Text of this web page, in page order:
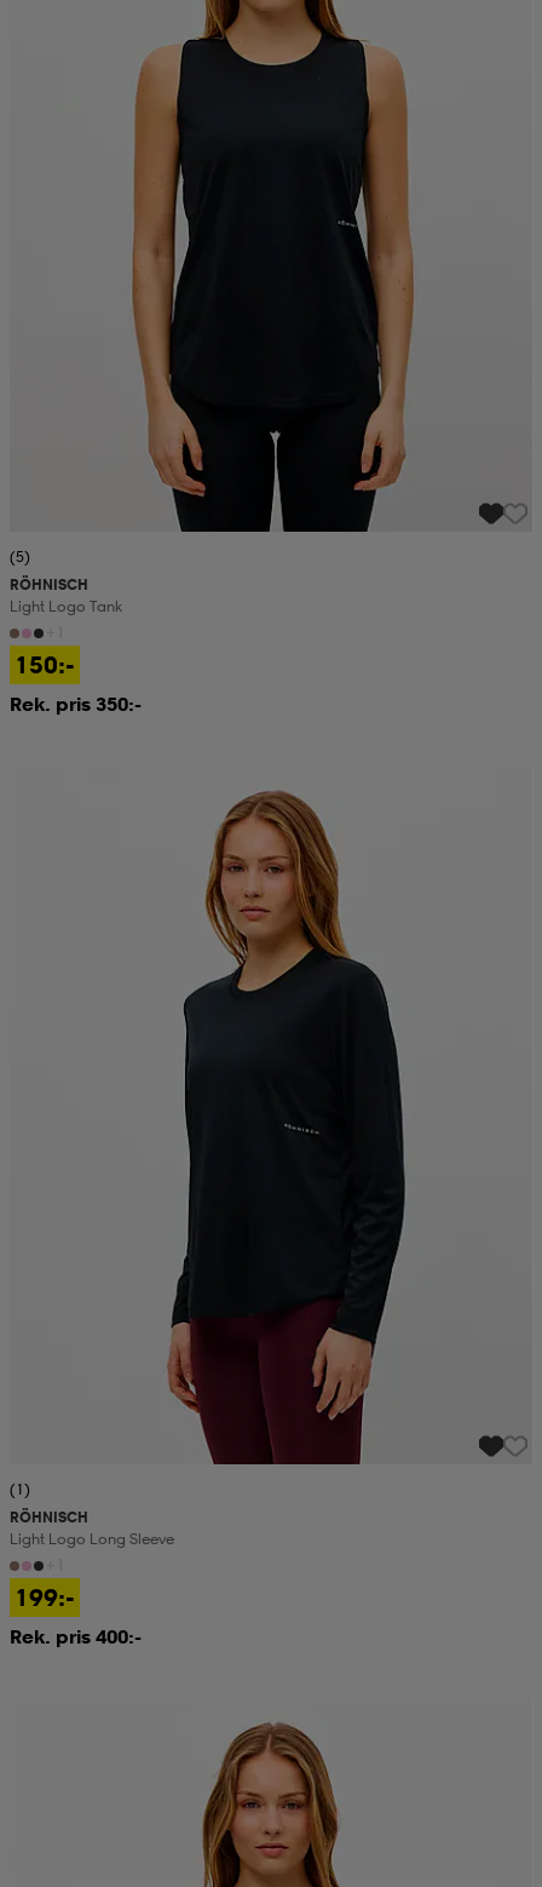
(5)
RÖHNISCH
Light Logo Tank
150:-
Rek. pris 350:-
(1)
RÖHNISCH
Light Logo Long Sleeve
199:-
Rek. pris 400:-